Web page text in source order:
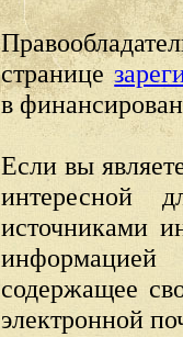
странице
в
Если вы
интересной
источниками
содержащее
электронной